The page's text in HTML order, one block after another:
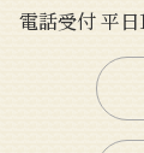
電話受付 平